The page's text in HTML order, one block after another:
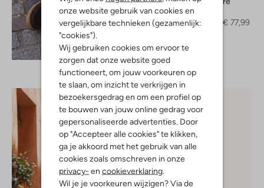
onze website gebruik van cookies en
vergelijkbare technieken (gezamenlijk:
"cookies").
Wij gebruiken cookies om ervoor te
zorgen dat onze website goed
functioneert, om jouw voorkeuren op
te slaan, om inzicht te verkrijgen in
bezoekersgedrag en om een profiel op
te bouwen van jouw online gedrag voor
gepersonaliseerde advertenties. Door
op "Accepteer alle cookies" te klikken,
ga je akkoord met het gebruik van alle
cookies zoals omschreven in onze
privacy- en cookieverklaring
Wil je je voorkeuren wijzigen? Via de
Ontdek de look
Pantalon
€ 129,99
€ 77,99